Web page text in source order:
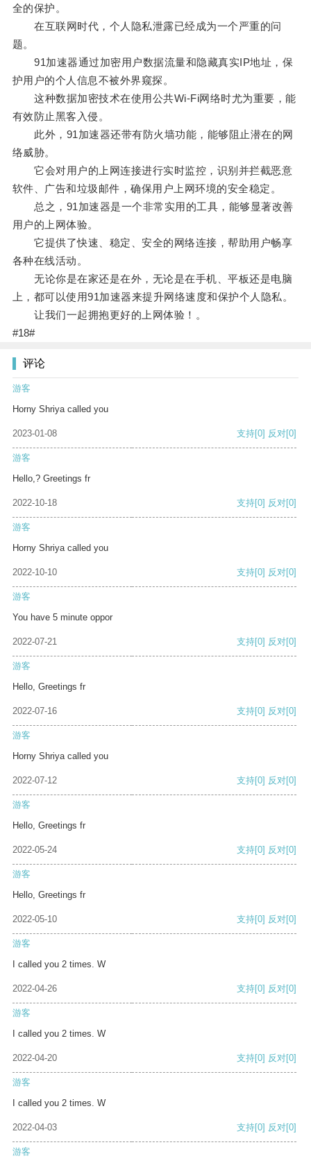
全的保护。
在互联网时代，个人隐私泄露已经成为一个严重的问
题。
91加速器通过加密用户数据流量和隐藏真实IP地址，保
护用户的个人信息不被外界窥探。
这种数据加密技术在使用公共Wi-Fi网络时尤为重要，能
有效防止黑客入侵。
此外，91加速器还带有防火墙功能，能够阻止潜在的网
络威胁。
它会对用户的上网连接进行实时监控，识别并拦截恶意
软件、广告和垃圾邮件，确保用户上网环境的安全稳定。
总之，91加速器是一个非常实用的工具，能够显著改善
用户的上网体验。
它提供了快速、稳定、安全的网络连接，帮助用户畅享
各种在线活动。
无论你是在家还是在外，无论是在手机、平板还是电脑
上，都可以使用91加速器来提升网络速度和保护个人隐私。
让我们一起拥抱更好的上网体验！。
#18#
评论
游客
Horny Shriya called you
2023-01-08 支持[0] 反对[0]
游客
Hello,? Greetings fr
2022-10-18 支持[0] 反对[0]
游客
Horny Shriya called you
2022-10-10 支持[0] 反对[0]
游客
You have 5 minute oppor
2022-07-21 支持[0] 反对[0]
游客
Hello, Greetings fr
2022-07-16 支持[0] 反对[0]
游客
Horny Shriya called you
2022-07-12 支持[0] 反对[0]
游客
Hello, Greetings fr
2022-05-24 支持[0] 反对[0]
游客
Hello, Greetings fr
2022-05-10 支持[0] 反对[0]
游客
I called you 2 times. W
2022-04-26 支持[0] 反对[0]
游客
I called you 2 times. W
2022-04-20 支持[0] 反对[0]
游客
I called you 2 times. W
2022-04-03 支持[0] 反对[0]
游客